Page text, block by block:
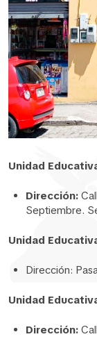
Unidad
Dirección:
Septiembre.
Unidad
Dirección:
Unidad
Dirección: